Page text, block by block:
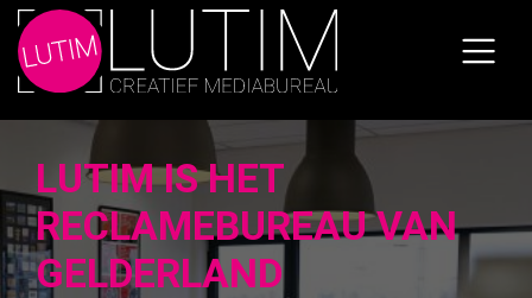
Skip
to
the
LUTIM IS HET
RECLAMEBUREAU VAN
GELDERLAND